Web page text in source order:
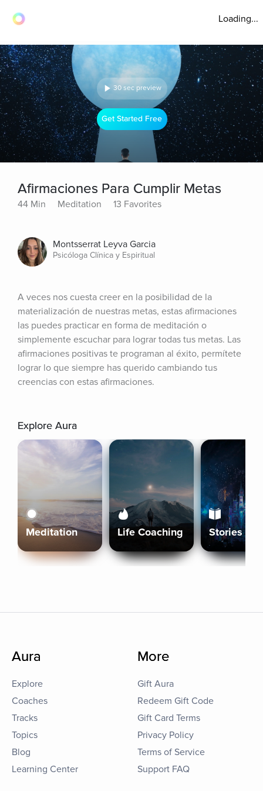
Loading...
30 sec preview
Get Started Free
Afirmaciones Para Cumplir Metas
44 Min Meditation 13 Favorites
Montsserrat Leyva Garcia
Psicóloga Clínica y Espiritual
A veces nos cuesta creer en la posibilidad de la
materialización de nuestras metas, estas afirmaciones
las puedes practicar en forma de meditación o
simplemente escuchar para lograr todas tus metas. Las
afirmaciones positivas te programan al éxito, permítete
lograr lo que siempre has querido cambiando tus
creencias con estas afirmaciones.
Explore Aura
Meditation Life Coaching Stories
Aura
Explore
Coaches
Tracks
Topics
Blog
Learning Center
More
Gift Aura
Redeem Gift Code
Gift Card Terms
Privacy Policy
Terms of Service
Support FAQ